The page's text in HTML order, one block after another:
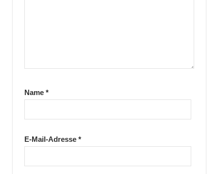
Name *
E-Mail-Adresse *